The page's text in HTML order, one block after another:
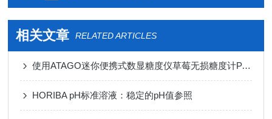
相关文章 RELATED ARTICLES
使用ATAGO迷你便携式数显糖度仪草莓无损糖度计PAL-HIKARi 4测量草莓糖度
HORIBA pH标准溶液：稳定的pH值参照